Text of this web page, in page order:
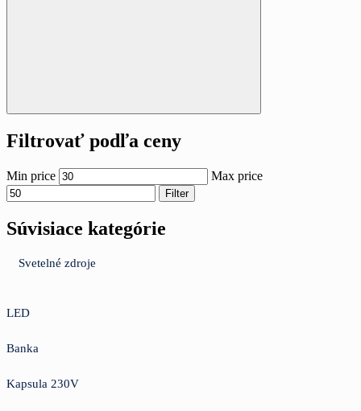
Filtrovať podľa ceny
Min price Max price
Filter
Súvisiace kategórie
Svetelné zdroje
LED
Banka
Kapsula 230V